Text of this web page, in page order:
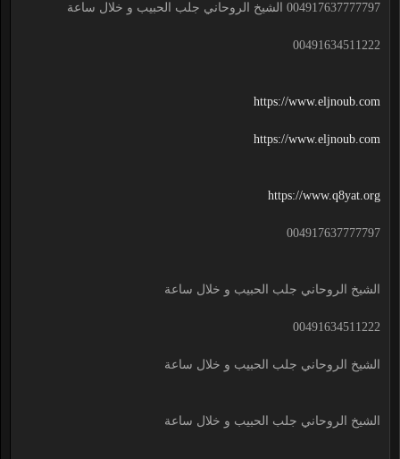
004917637777797 الشيخ الروحاني جلب الحبيب و خلال ساعة
00491634511222
https://www.eljnoub.com
https://www.eljnoub.com
https://www.q8yat.org
004917637777797
الشيخ الروحاني جلب الحبيب و خلال ساعة
00491634511222
الشيخ الروحاني جلب الحبيب و خلال ساعة
الشيخ الروحاني جلب الحبيب و خلال ساعة